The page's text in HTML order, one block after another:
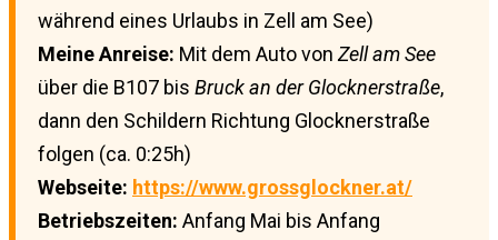
während eines Urlaubs in Zell am See)
Meine Anreise: Mit dem Auto von Zell am See
über die B107 bis Bruck an der Glocknerstraße,
dann den Schildern Richtung Glocknerstraße
folgen (ca. 0:25h)
Webseite: https://www.grossglockner.at/
Betriebszeiten: Anfang Mai bis Anfang